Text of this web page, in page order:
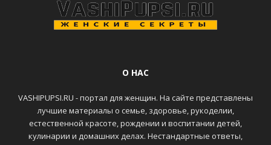
О НАС
VASHIPUPSI.RU - портал для женщин. На сайте представлены
лучшие материалы о семье, здоровье, рукоделии,
естественной красоте, рождении и воспитании детей,
кулинарии и домашних делах. Нестандартные ответы,